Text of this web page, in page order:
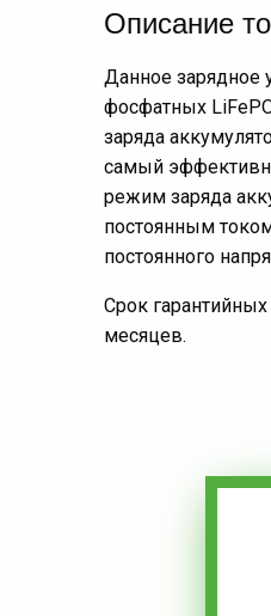
Описание
Данное зарядное
фосфатных
заряда
самый
режим заряда
постоянным
постоянного
Срок гарантийных
месяцев.